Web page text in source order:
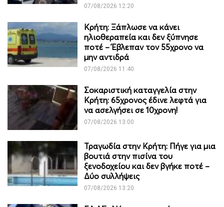
07/08/2026 12:20
Κρήτη: Ξάπλωσε να κάνει
ηλιοθεραπεία και δεν ξύπνησε
ποτέ – Έβλεπαν τον 55χρονο να
μην αντιδρά
07/08/2026 11:40
Σοκαριστική καταγγελία στην
Κρήτη: 65χρονος έδινε λεφτά για
να ασελγήσει σε 10χρονη!
07/08/2026 13:00
Τραγωδία στην Κρήτη: Πήγε για μια
βουτιά στην πισίνα του
ξενοδοχείου και δεν βγήκε ποτέ –
Δύο συλλήψεις
07/08/2026 13:20